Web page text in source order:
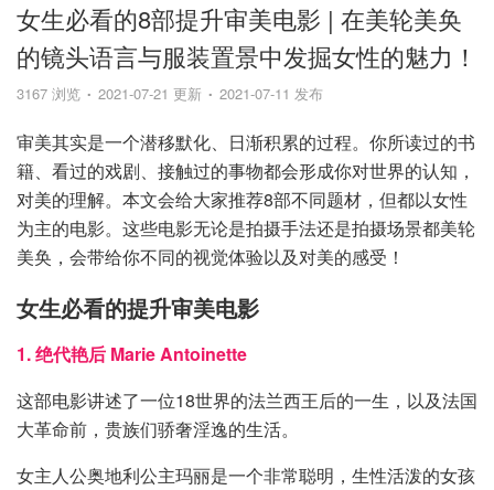
女生必看的8部提升审美电影 | 在美轮美奂
的镜头语言与服装置景中发掘女性的魅力！
3167 浏览 2021-07-21 更新 2021-07-11 发布
审美其实是一个潜移默化、日渐积累的过程。你所读过的书
籍、看过的戏剧、接触过的事物都会形成你对世界的认知，
对美的理解。本文会给大家推荐8部不同题材，但都以女性
为主的电影。这些电影无论是拍摄手法还是拍摄场景都美轮
美奂，会带给你不同的视觉体验以及对美的感受！
女生必看的提升审美电影
1. 绝代艳后 Marie Antoinette
这部电影讲述了一位18世界的法兰西王后的一生，以及法国
大革命前，贵族们骄奢淫逸的生活。
女主人公奥地利公主玛丽是一个非常聪明，生性活泼的女孩